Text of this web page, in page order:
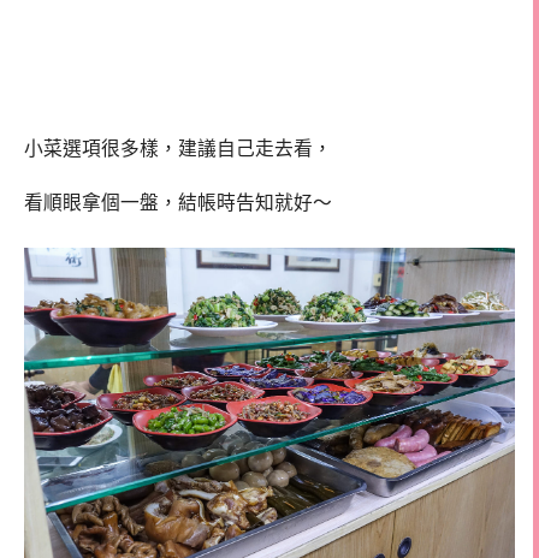
小菜選項很多樣，建議自己走去看，
看順眼拿個一盤，結帳時告知就好～